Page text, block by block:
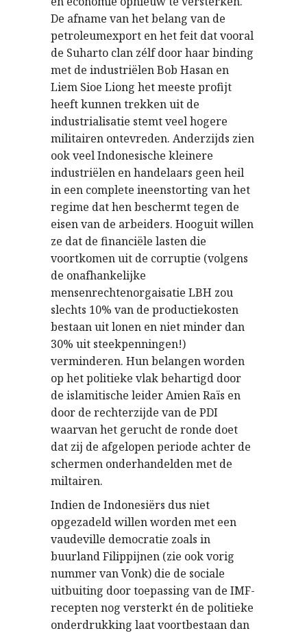
De afname van het belang van de
petroleumexport en het feit dat vooral
de Suharto clan zélf door haar binding
met de industriëlen Bob Hasan en
Liem Sioe Liong het meeste profijt
heeft kunnen trekken uit de
industrialisatie stemt veel hogere
militairen ontevreden. Anderzijds zien
ook veel Indonesische kleinere
industriëlen en handelaars geen heil
in een complete ineenstorting van het
regime dat hen beschermt tegen de
eisen van de arbeiders. Hooguit willen
ze dat de financiële lasten die
voortkomen uit de corruptie (volgens
de onafhankelijke
mensenrechtenorgaisatie LBH zou
slechts 10% van de productiekosten
bestaan uit lonen en niet minder dan
30% uit steekpenningen!)
verminderen. Hun belangen worden
op het politieke vlak behartigd door
de islamitische leider Amien Raïs en
door de rechterzijde van de PDI
waarvan het gerucht de ronde doet
dat zij de afgelopen periode achter de
schermen onderhandelden met de
miltairen.
Indien de Indonesiërs dus niet
opgezadeld willen worden met een
vaudeville democratie zoals in
buurland Filippijnen (zie ook vorig
nummer van Vonk) die de sociale
uitbuiting door toepassing van de IMF-
recepten nog versterkt én de politieke
onderdrukking laat voortbestaan dan